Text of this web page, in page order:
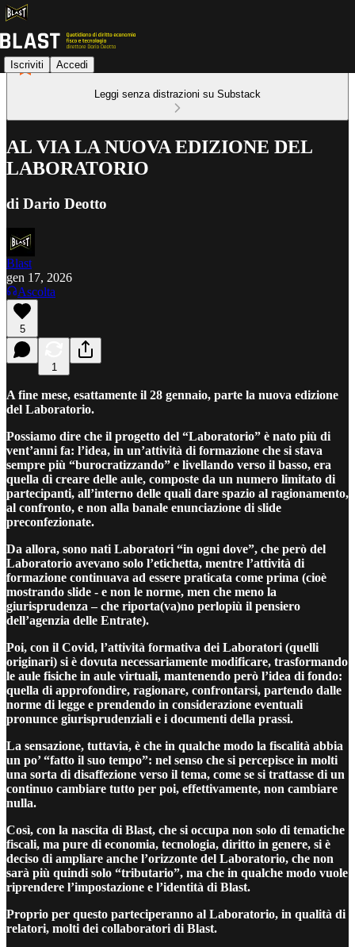
Iscriviti Accedi
Leggi senza distrazioni su Substack
AL VIA LA NUOVA EDIZIONE DEL
LABORATORIO
di Dario Deotto
Blast
gen 17, 2026
Ascolta
5
1
A fine mese, esattamente il 28 gennaio, parte la nuova edizione
del Laboratorio.
Possiamo dire che il progetto del “Laboratorio” è nato più di
vent’anni fa: l’idea, in un’attività di formazione che si stava
sempre più “burocratizzando” e livellando verso il basso, era
quella di creare delle aule, composte da un numero limitato di
partecipanti, all’interno delle quali dare spazio al ragionamento,
al confronto, e non alla banale enunciazione di slide
preconfezionate.
Da allora, sono nati Laboratori “in ogni dove”, che però del
Laboratorio avevano solo l’etichetta, mentre l’attività di
formazione continuava ad essere praticata come prima (cioè
mostrando slide - e non le norme, men che meno la
giurisprudenza – che riporta(va)no perlopiù il pensiero
dell’agenzia delle Entrate).
Poi, con il Covid, l’attività formativa dei Laboratori (quelli
originari) si è dovuta necessariamente modificare, trasformando
le aule fisiche in aule virtuali, mantenendo però l’idea di fondo:
quella di approfondire, ragionare, confrontarsi, partendo dalle
norme di legge e prendendo in considerazione eventuali
pronunce giurisprudenziali e i documenti della prassi.
La sensazione, tuttavia, è che in qualche modo la fiscalità abbia
un po’ “fatto il suo tempo”: nel senso che si percepisce in molti
una sorta di disaffezione verso il tema, come se si trattasse di un
continuo cambiare tutto per poi, effettivamente, non cambiare
nulla.
Così, con la nascita di Blast, che si occupa non solo di tematiche
fiscali, ma pure di economia, tecnologia, diritto in genere, si è
deciso di ampliare anche l’orizzonte del Laboratorio, che non
sarà più quindi solo “tributario”, ma che in qualche modo vuole
riprendere l’impostazione e l’identità di Blast.
Proprio per questo parteciperanno al Laboratorio, in qualità di
relatori, molti dei collaboratori di Blast.